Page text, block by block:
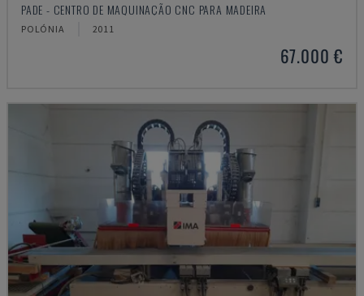
PADE - CENTRO DE MAQUINAÇÃO CNC PARA MADEIRA
POLÓNIA 2011
67.000 €